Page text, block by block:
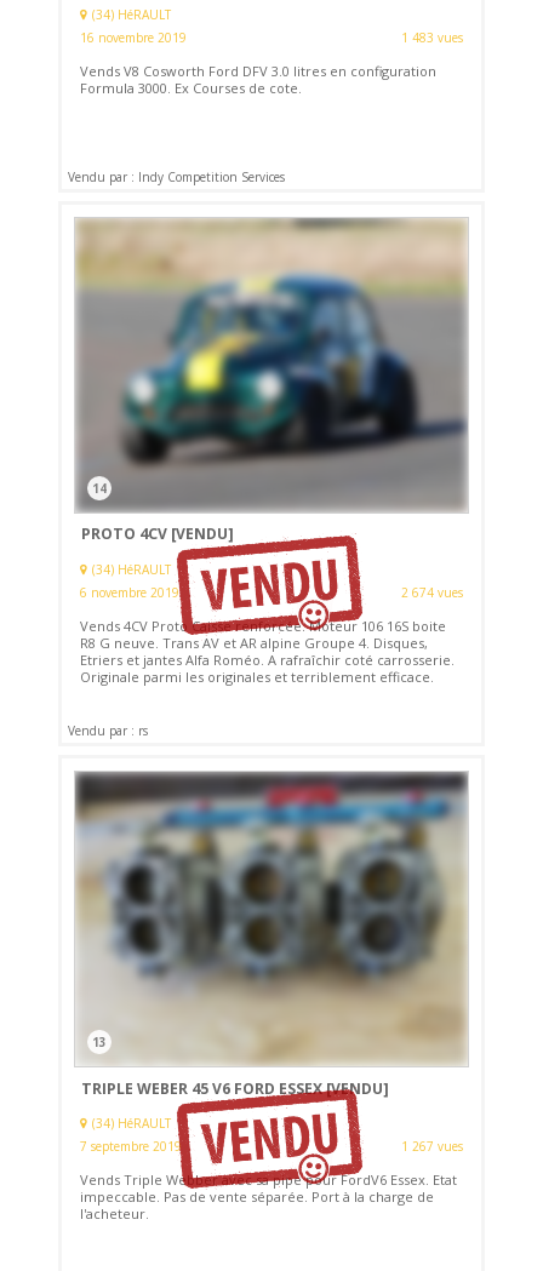
(34) HéRAULT
16 novembre 2019
1 483 vues
Vends V8 Cosworth Ford DFV 3.0 litres en configuration
Formula 3000. Ex Courses de cote.
Vendu par : Indy Competition Services
14
PROTO 4CV [VENDU]
(34) HéRAULT
6 novembre 2019
2 674 vues
Vends 4CV Proto Caisse renforcée. Moteur 106 16S boite
R8 G neuve. Trans AV et AR alpine Groupe 4. Disques,
Etriers et jantes Alfa Roméo. A rafraîchir coté carrosserie.
Originale parmi les originales et terriblement efficace.
Vendu par : rs
13
TRIPLE WEBER 45 V6 FORD ESSEX[VENDU]
(34) HéRAULT
7 septembre 2019
1 267 vues
Vends Triple Webber avec sa pipe pour FordV6 Essex. Etat
impeccable. Pas de vente séparée. Port à la charge de
l'acheteur.